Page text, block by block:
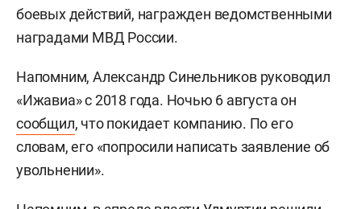
боевых действий, награжден ведомственными
наградами МВД России.
Напомним, Александр Синельников руководил
«Ижавиа» с 2018 года. Ночью 6 августа он
сообщил, что покидает компанию. По его
словам, его «попросили написать заявление об
увольнении».